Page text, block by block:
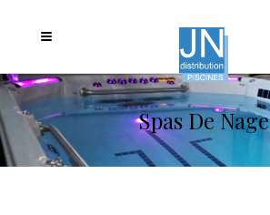
Spas De Nage